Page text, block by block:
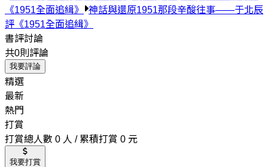
《1951全面追緝》
神話與還原1951那段辛酸往事——于北辰
評《1951全面追緝》
書評討論
共0則評論
我要評論
精選
最新
熱門
打賞
打賞總人數 0 人 / 累積打賞 0 元
我要打賞